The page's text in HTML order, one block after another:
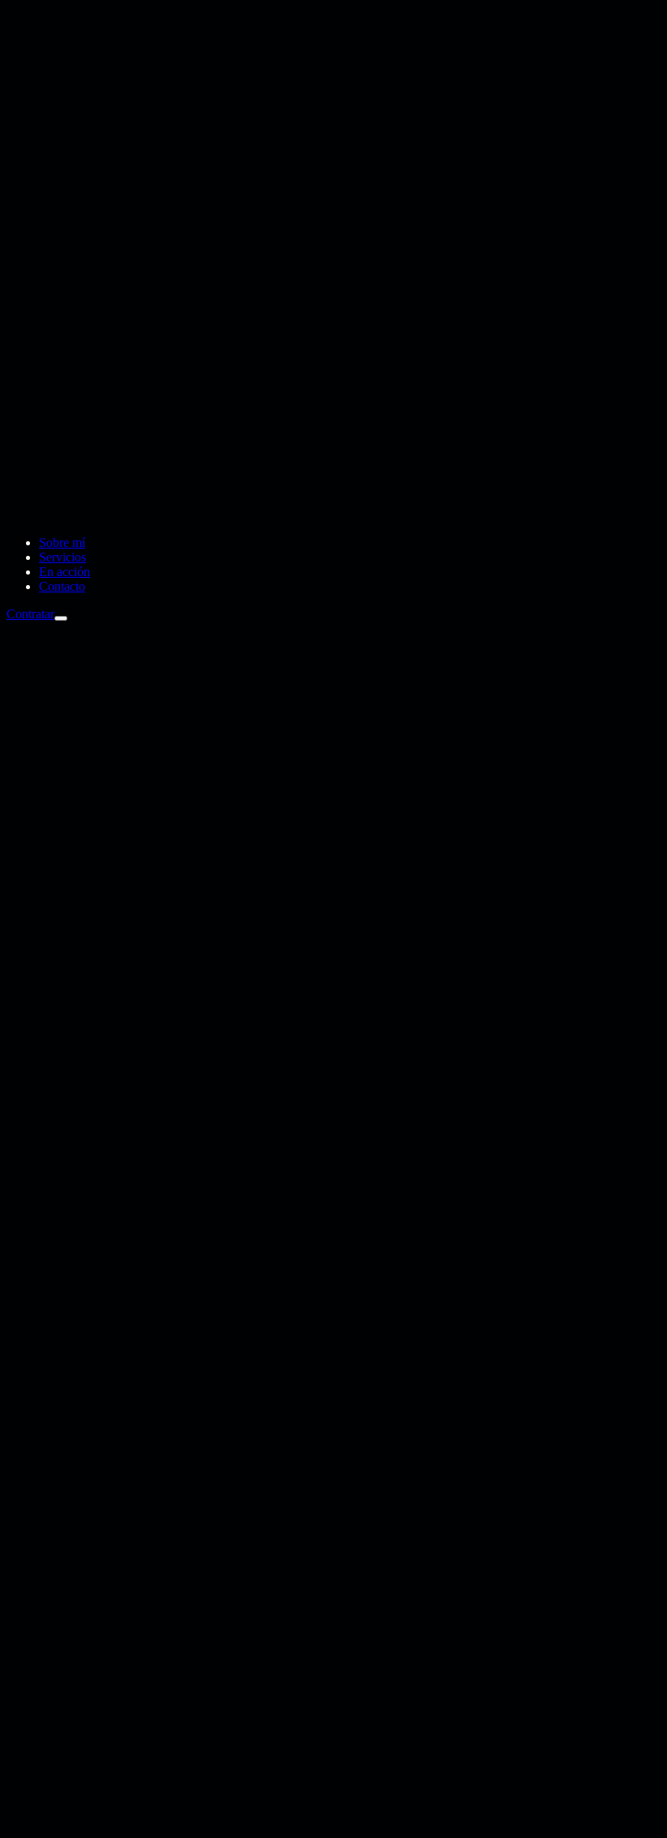
Sobre mí
Servicios
En acción
Contacto
Contratar